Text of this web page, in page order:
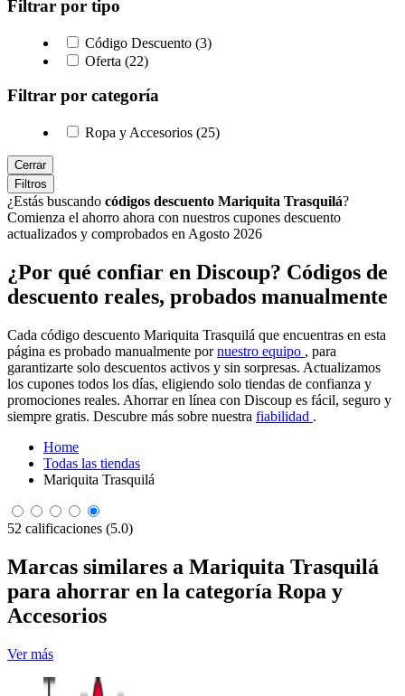
Filtrar por tipo
Código Descuento (3)
Oferta (22)
Filtrar por categoría
Ropa y Accesorios (25)
Cerrar
Filtros
¿Estás buscando códigos descuento Mariquita Trasquilá?
Comienza el ahorro ahora con nuestros cupones descuento
actualizados y comprobados en Agosto 2026
¿Por qué confiar en Discoup? Códigos de
descuento reales, probados manualmente
Cada código descuento Mariquita Trasquilá que encuentras en esta
página es probado manualmente pornuestro equipo , para
garantizarte solo descuentos activos y sin sorpresas. Actualizamos
los cupones todos los días, eligiendo solo tiendas de confianza y
promociones reales. Ahorrar en línea con Discoup es fácil, seguro y
siempre gratis. Descubre más sobre nuestra fiabilidad .
Home
Todas las tiendas
Mariquita Trasquilá
52 calificaciones (5.0)
Marcas similares a Mariquita Trasquilá
para ahorrar en la categoría Ropa y
Accesorios
Ver más